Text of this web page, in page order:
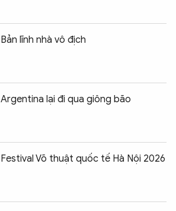
Bản lĩnh nhà vô địch
Argentina lại đi qua giông bão
Festival Võ thuật quốc tế Hà Nội 2026